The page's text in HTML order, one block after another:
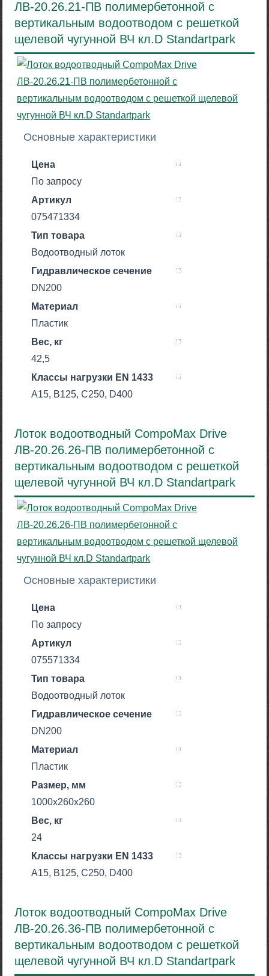
ЛВ-20.26.21-ПВ полимербетонной с
вертикальным водоотводом с решеткой
щелевой чугунной ВЧ кл.D Standartpark
Основные характеристики
Цена
По запросу
Артикул
075471334
Тип товара
Водоотводный лоток
Гидравлическое сечение
DN200
Материал
Пластик
Вес, кг
42,5
Класcы нагрузки EN 1433
A15, B125, C250, D400
Лоток водоотводный CompoMax Drive
ЛВ-20.26.26-ПВ полимербетонной с
вертикальным водоотводом с решеткой
щелевой чугунной ВЧ кл.D Standartpark
Основные характеристики
Цена
По запросу
Артикул
075571334
Тип товара
Водоотводный лоток
Гидравлическое сечение
DN200
Материал
Пластик
Размер, мм
1000х260х260
Вес, кг
24
Класcы нагрузки EN 1433
A15, B125, C250, D400
Лоток водоотводный CompoMax Drive
ЛВ-20.26.36-ПВ полимербетонной с
вертикальным водоотводом с решеткой
щелевой чугунной ВЧ кл.D Standartpark